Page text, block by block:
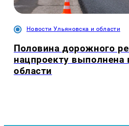
Новости Ульяновска и области
Половина дорожного
нацпроекту выполнена
области